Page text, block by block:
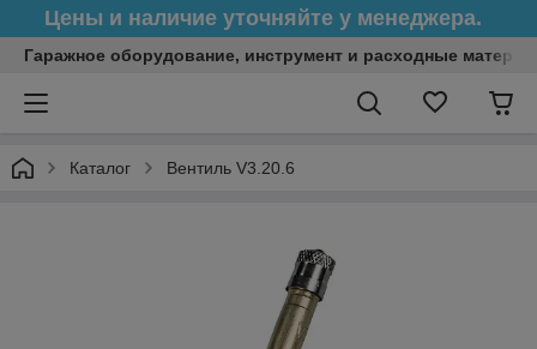
Цены и наличие уточняйте у менеджера.
Гаражное оборудование, инструмент и расходные
Каталог Вентиль V3.20.6